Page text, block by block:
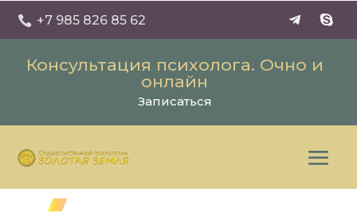
 +7 985 826 85 62
Консультация психолога. Очно и
онлайн
Записаться